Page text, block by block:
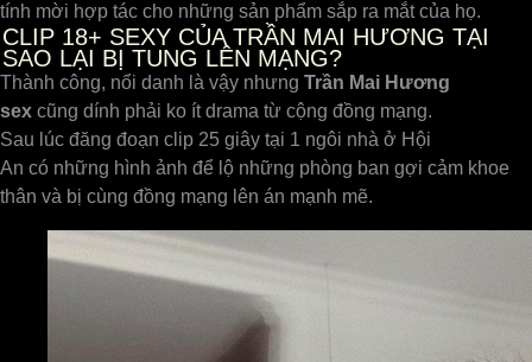
tính mời hợp tác cho những sản phẩm sắp ra mắt của họ.
CLIP 18+ SEXY CỦA TRẦN MAI HƯƠNG TẠI
SAO LẠI BỊ TUNG LÊN MẠNG?
Thành công, nổi danh là vậy nhưng Trần Mai Hương
sex cũng dính phải ko ít drama từ cộng đồng mạng.
Sau lúc đăng đoạn clip 25 giây tại 1 ngôi nhà ở Hội
An có những hình ảnh để lộ những phòng ban gợi cảm khoe
thân và bị cùng đồng mạng lên án mạnh mẽ.